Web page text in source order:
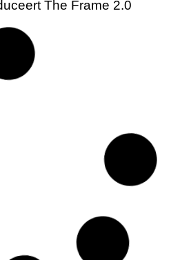
The Frame 2.0